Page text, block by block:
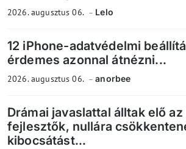
2026. augusztus 06. Lelo
12 iPhone-adatvédelmi
érdemes azonnal átnézni...
2026. augusztus 06. anorbee
Drámai javaslattal álltak elő
fejlesztők, nullára
kibocsátást...